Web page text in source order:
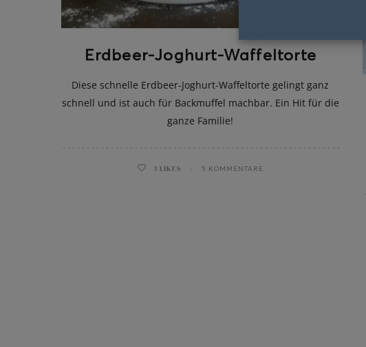
Erdbeer-Joghurt-Waffeltorte
Diese schnelle Erdbeer-Joghurt-Waffeltorte gelingt ganz
schnell und ist auch für Backmuffel machbar. Ein Hit für die
ganze Familie!
3 LIKES 5 KOMMENTARE